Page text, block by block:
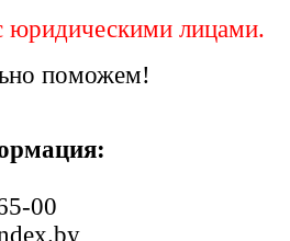
юридическими лицами.
поможем!
00